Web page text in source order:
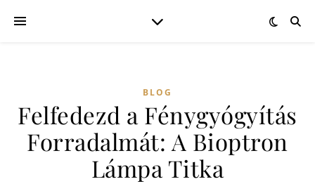
BLOG
Felfedezd a Fénygyógyítás
Forradalmát: A Bioptron
Lámpa Titka